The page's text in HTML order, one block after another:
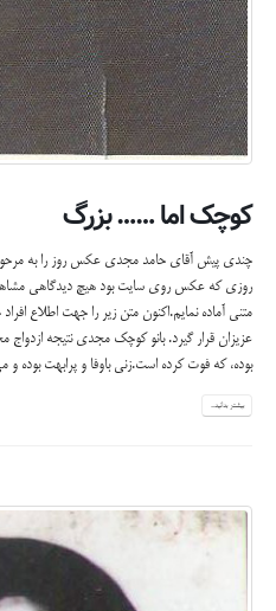
کوچک اما …… بزرگ
چندی پیش آقای حامد مجدی عکس روز را به
روزی که عکس روی سایت بود هیچ دیدگاهی
متنی آماده نمایم.اکنون متن زیر را جهت اطلاع
عزیزان قرار گیرد. بانو کوچک مجدی نتیجه
بوده، که فوت کرده است.زنی باوفا و پرابهت بوده و
بیشتر بدانید...